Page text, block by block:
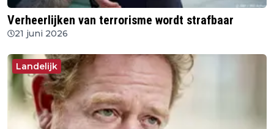
Verheerlijken van terrorisme wordt strafbaar
21 juni 2026
Landelijk